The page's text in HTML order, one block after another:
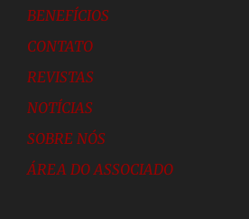
BENEFÍCIOS
CONTATO
REVISTAS
NOTÍCIAS
SOBRE NÓS
ÁREA DO ASSOCIADO